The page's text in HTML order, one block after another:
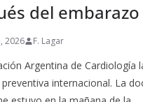
del embarazo
2026 F. Lagar
Argentina de Cardiología
internacional. La